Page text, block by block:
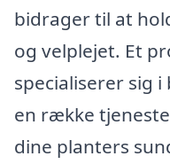
bidrager til at
og velplejet. Et
specialiserer sig
en række
dine planters